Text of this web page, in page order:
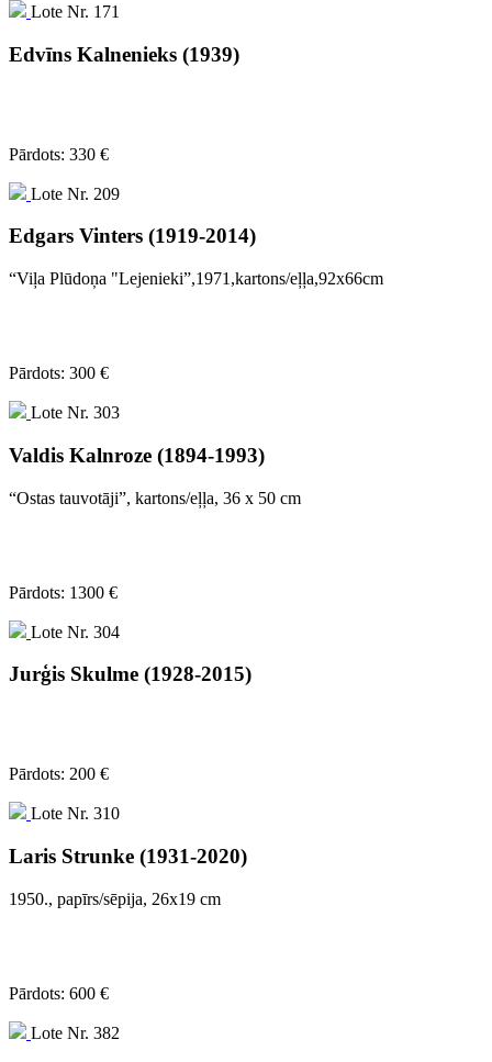
Lote Nr. 171
Edvīns Kalnenieks (1939)
Pārdots: 330 €
Lote Nr. 209
Edgars Vinters (1919-2014)
“Viļa Plūdoņa "Lejenieki”,1971,kartons/eļļa,92x66cm
Pārdots: 300 €
Lote Nr. 303
Valdis Kalnroze (1894-1993)
“Ostas tauvotāji”, kartons/eļļa, 36 x 50 cm
Pārdots: 1300 €
Lote Nr. 304
Jurģis Skulme (1928-2015)
Pārdots: 200 €
Lote Nr. 310
Laris Strunke (1931-2020)
1950., papīrs/sēpija, 26x19 cm
Pārdots: 600 €
Lote Nr. 382